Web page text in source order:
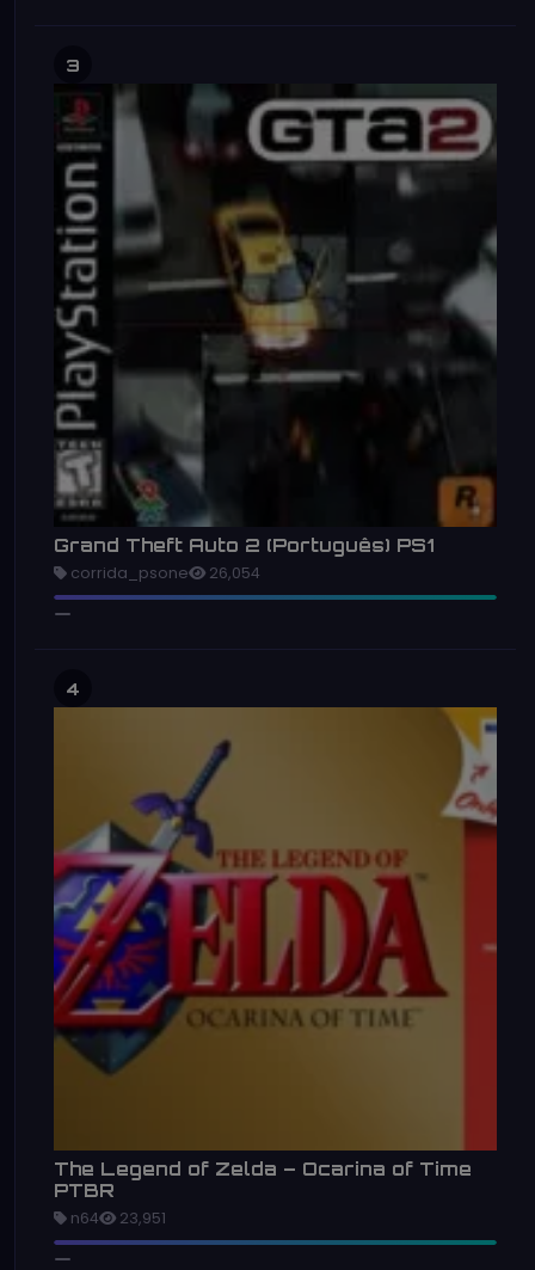
3
Grand Theft Auto 2 (Português) PS1
corrida_psone 26,054
4
The Legend of Zelda – Ocarina of Time
PTBR
n64 23,951